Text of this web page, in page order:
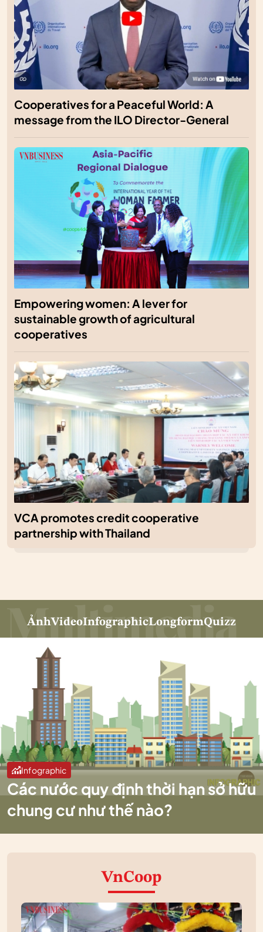
Cooperatives for a Peaceful World: A
message from the ILO Director-General
Empowering women: A lever for
sustainable growth of agricultural
cooperatives
VCA promotes credit cooperative
partnership with Thailand
ẢnhVideoInfographicLongformQuizz
Infographic
Các nước quy định thời hạn sở hữu
chung cư như thế nào?
VnCoop